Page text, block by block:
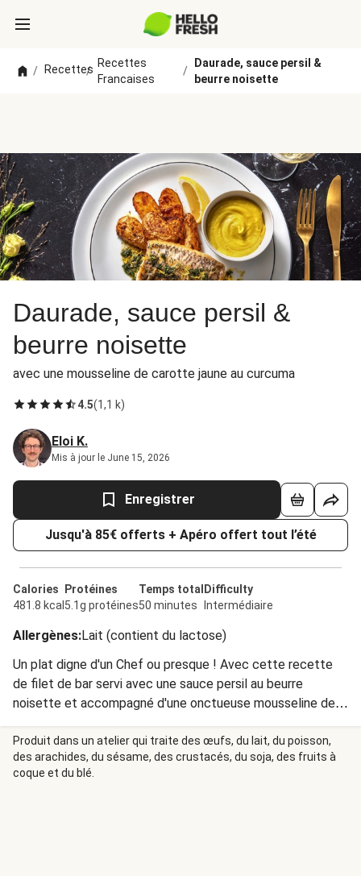
/ Recettes
/
Recettes
Francaises
/
Daurade, sauce persil &
beurre noisette
Daurade, sauce persil &
beurre noisette
avec une mousseline de carotte jaune au curcuma
4.5(1,1 k)
Eloi K.
Mis à jour le June 15, 2026
Enregistrer
Jusqu'à 85€ offerts + Apéro offert tout l’été
Calories
481.8 kcal
Protéines
5.1g protéines
Temps total
50 minutes
Difficulty
Intermédiaire
Allergènes:Lait (contient du lactose)
Un plat digne d'un Chef ou presque ! Avec cette recette
de filet de bar servi avec une sauce persil au beurre
noisette et accompagné d'une onctueuse mousseline de
carotte jaunes, épatez votre tablée tant visuellement que
gustativement.
Produit dans un atelier qui traite des œufs, du lait, du poisson,
des arachides, du sésame, des crustacés, du soja, des fruits à
coque et du blé.